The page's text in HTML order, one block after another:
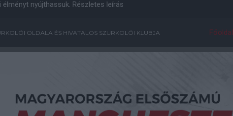
nyújthassuk. Részletes leírás
OLDALA ÉS HIVATALOS SZURKOLÓI KLUBJA Főoldal